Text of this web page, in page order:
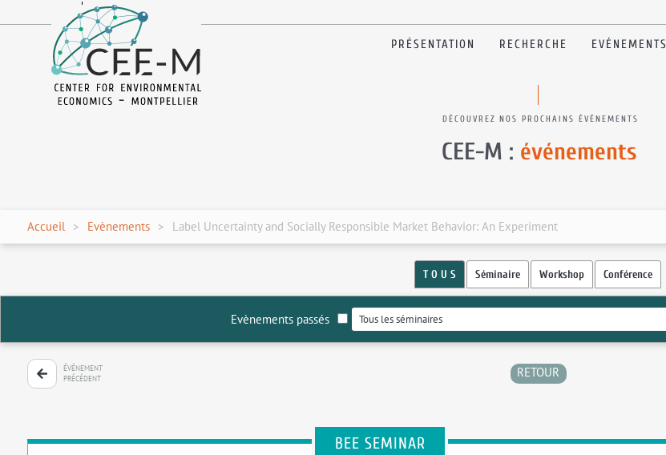
en
PRÉSENTATION RECHERCHE EVÉNEMENTS
DÉCOUVREZ NOS PROCHAINS ÉVÉNEMENTS
CEE-M : événements
Accueil Evènements Label Uncertainty and Socially Responsible Market Behavior: An Experiment
T O U S Séminaire Workshop Conférence
Evènements passés
ÉVÉNEMENT
PRÉCÉDENT
RETOUR
BEE SEMINAR